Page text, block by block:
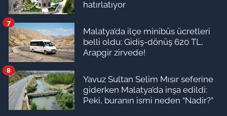
hatırlatıyor
Malatya’da ilçe minibüs ücretleri
belli oldu: Gidiş-dönüş 620 TL,
Arapgir zirvede!
7
Yavuz Sultan Selim Mısır seferine
giderken Malatya’da inşa edildi:
Peki, buranın ismi neden “Nadir?”
8